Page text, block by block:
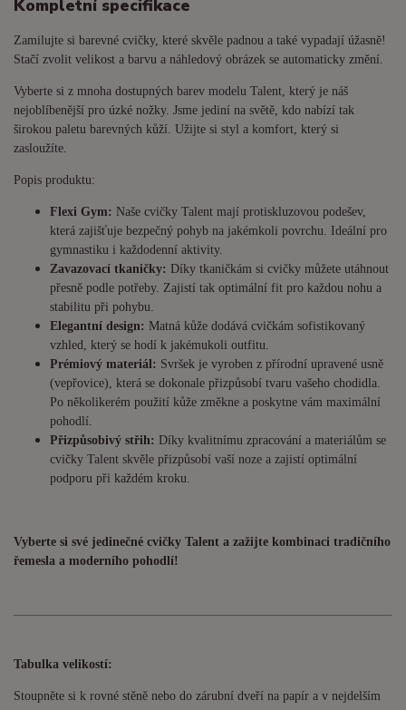
Kompletní specifikace
Zamilujte si barevné cvičky, které skvěle padnou a také vypadají úžasně!
Stačí zvolit velikost a barvu a náhledový obrázek se automaticky změní.
Vyberte si z mnoha dostupných barev modelu Talent, který je náš
nejoblíbenější pro úzké nožky. Jsme jediní na světě, kdo nabízí tak
širokou paletu barevných kůží. Užijte si styl a komfort, který si
zasloužíte.
Popis produktu:
Flexi Gym: Naše cvičky Talent mají protiskluzovou podešev,
která zajišťuje bezpečný pohyb na jakémkoli povrchu. Ideální pro
gymnastiku i každodenní aktivity.
Zavazovací tkaničky: Díky tkaničkám si cvičky můžete utáhnout
přesně podle potřeby. Zajistí tak optimální fit pro každou nohu a
stabilitu při pohybu.
Elegantní design: Matná kůže dodává cvičkám sofistikovaný
vzhled, který se hodí k jakémukoli outfitu.
Prémiový materiál: Svršek je vyroben z přírodní upravené usně
(vepřovice), která se dokonale přizpůsobí tvaru vašeho chodidla.
Po několikerém použití kůže změkne a poskytne vám maximální
pohodlí.
Přizpůsobivý střih: Díky kvalitnímu zpracování a materiálům se
cvičky Talent skvěle přizpůsobí vaší noze a zajistí optimální
podporu při každém kroku.
Vyberte si své jedinečné cvičky Talent a zažijte kombinaci tradičního
řemesla a moderního pohodlí!
Tabulka velikostí:
Stoupněte si k rovné stěně nebo do zárubní dveří na papír a v nejdelším